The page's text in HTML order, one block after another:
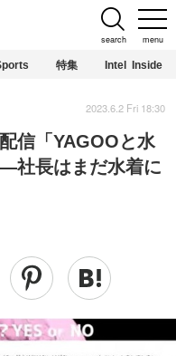
menu
search
特集 Intel Inside
信「YAGOOと水
社長はまだ水着に
2023.6.2 Fri 18:30